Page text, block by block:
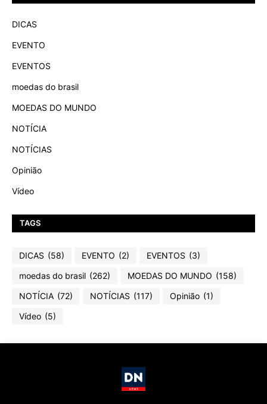
DICAS
EVENTO
EVENTOS
moedas do brasil
MOEDAS DO MUNDO
NOTÍCIA
NOTÍCIAS
Opinião
Vídeo
TAGS
DICAS (58) EVENTO (2) EVENTOS (3)
moedas do brasil (262) MOEDAS DO MUNDO (158)
NOTÍCIA (72) NOTÍCIAS (117) Opinião (1)
Vídeo (5)